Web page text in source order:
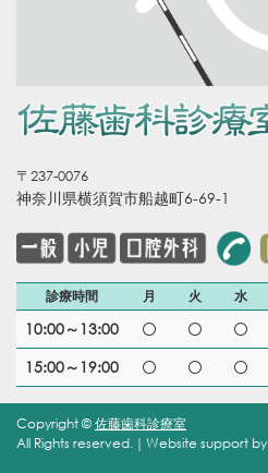
〒237-0076
神奈川県横須賀市船越町6-69-1
診療時間 月 火 水
10:00～13:00
15:00～19:00
Copyright ©佐藤歯科診療室
All Rights reserved.｜Website support by